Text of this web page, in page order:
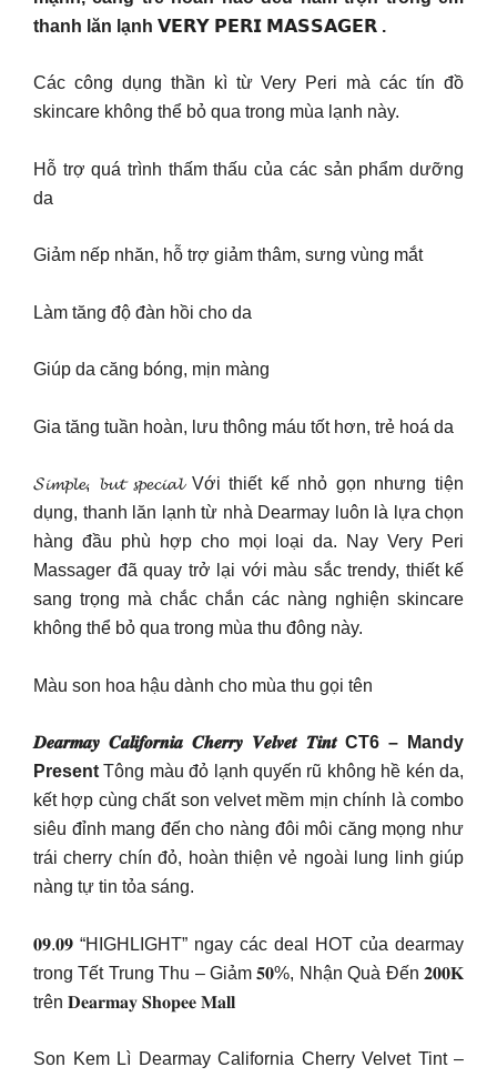
thanh lăn lạnh 𝗩𝗘𝗥𝗬 𝗣𝗘𝗥𝗜 𝗠𝗔𝗦𝗦𝗔𝗚𝗘𝗥 .
Các công dụng thần kì từ Very Peri mà các tín đồ
skincare không thể bỏ qua trong mùa lạnh này.
Hỗ trợ quá trình thấm thấu của các sản phẩm dưỡng
da
Giảm nếp nhăn, hỗ trợ giảm thâm, sưng vùng mắt
Làm tăng độ đàn hồi cho da
Giúp da căng bóng, mịn màng
Gia tăng tuần hoàn, lưu thông máu tốt hơn, trẻ hoá da
𝓢𝓲𝓶𝓹𝓵𝓮, 𝓫𝓾𝓽 𝓼𝓹𝓮𝓬𝓲𝓪𝓵 Với thiết kế nhỏ gọn nhưng tiện
dụng, thanh lăn lạnh từ nhà Dearmay luôn là lựa chọn
hàng đầu phù hợp cho mọi loại da. Nay Very Peri
Massager đã quay trở lại với màu sắc trendy, thiết kế
sang trọng mà chắc chắn các nàng nghiện skincare
không thể bỏ qua trong mùa thu đông này.
Màu son hoa hậu dành cho mùa thu gọi tên
𝑫𝒆𝒂𝒓𝒎𝒂𝒚 𝑪𝒂𝒍𝒊𝒇𝒐𝒓𝒏𝒊𝒂 𝑪𝒉𝒆𝒓𝒓𝒚 𝑽𝒆𝒍𝒗𝒆𝒕 𝑻𝒊𝒏𝒕 CT6 – Mandy
Present Tông màu đỏ lạnh quyến rũ không hề kén da,
kết hợp cùng chất son velvet mềm mịn chính là combo
siêu đỉnh mang đến cho nàng đôi môi căng mọng như
trái cherry chín đỏ, hoàn thiện vẻ ngoài lung linh giúp
nàng tự tin tỏa sáng.
𝟎𝟗.𝟎𝟗 “HIGHLIGHT” ngay các deal HOT của dearmay
trong Tết Trung Thu – Giảm 𝟓𝟎%, Nhận Quà Đến 𝟐𝟎𝟎𝐊
trên 𝐃𝐞𝐚𝐫𝐦𝐚𝐲 𝐒𝐡𝐨𝐩𝐞𝐞 𝐌𝐚𝐥𝐥
Son Kem Lì Dearmay California Cherry Velvet Tint –